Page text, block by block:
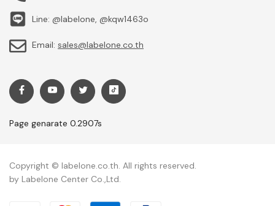
Line: @labelone, @kqw1463o
Email: sales@labelone.co.th
Page genarate 0.2907s
Copyright © labelone.co.th. All rights reserved.
by Labelone Center Co.,Ltd.